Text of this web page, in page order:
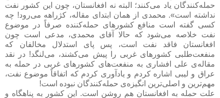
حمله‌کنندگان یاد می‌کنند؛ البته نه افغانستان، چون این کشور نفت
نداشته است». محمدی از همان ابتدای مقاله، کژراهه می‌رود! چه
کسی گفته است منافع کشورهای حمله‌کننده صرفاً در موضوع
نفت خلاصه می‌شود که حالا آقای محمدی، مدعی است چون
افغانستان فاقد نفت است، پس پای استدلال مخالفان که
منفعت‌طلبی کشورهای غربی را پیش می‌کشند، می‌لنگد! در نقد
مقاله‌ی علی افشاری به منفعت‌های کشورهای غربی در حمله به
عراق و لیبی اشاره کردم و یادآوری کردم که اتفاقاً موضوع نفت،
مهم‌ترین و اصلی‌ترین انگیزه‌ی حمله‌کنندگان نبوده است!
علت حمله به افغانستان هم روشن است. این کشور به پناهگاه و